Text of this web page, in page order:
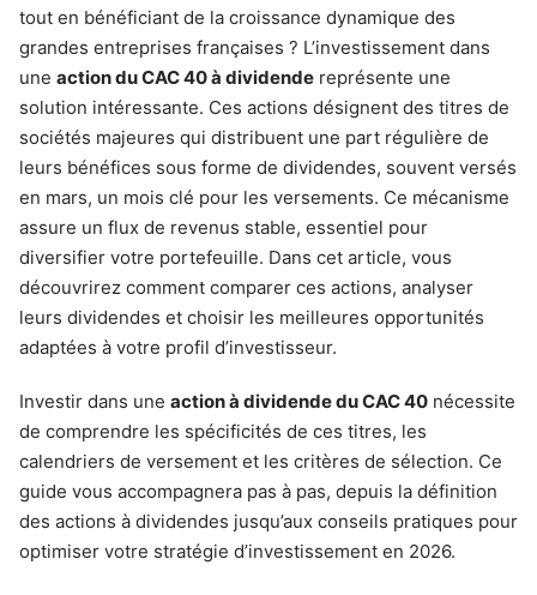
tout en bénéficiant de la croissance dynamique des
grandes entreprises françaises ? L’investissement dans
une action du CAC 40 à dividende représente une
solution intéressante. Ces actions désignent des titres de
sociétés majeures qui distribuent une part régulière de
leurs bénéfices sous forme de dividendes, souvent versés
en mars, un mois clé pour les versements. Ce mécanisme
assure un flux de revenus stable, essentiel pour
diversifier votre portefeuille. Dans cet article, vous
découvrirez comment comparer ces actions, analyser
leurs dividendes et choisir les meilleures opportunités
adaptées à votre profil d’investisseur.
Investir dans une action à dividende du CAC 40 nécessite
de comprendre les spécificités de ces titres, les
calendriers de versement et les critères de sélection. Ce
guide vous accompagnera pas à pas, depuis la définition
des actions à dividendes jusqu’aux conseils pratiques pour
optimiser votre stratégie d’investissement en 2026.